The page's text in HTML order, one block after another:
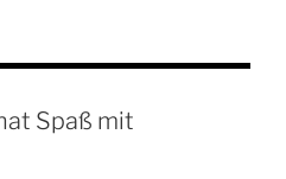
Spaß mit